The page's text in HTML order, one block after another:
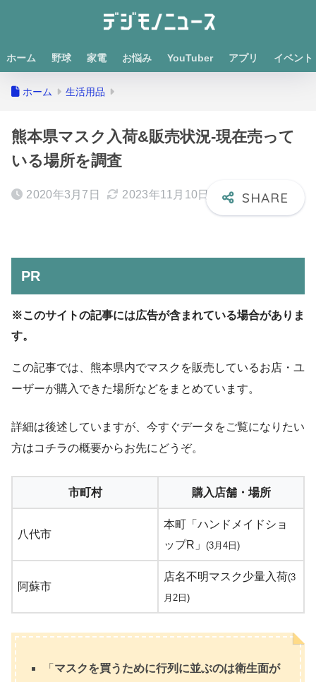
ホーム 野球 家電 お悩み YouTuber アプリ イベント
ホーム 生活用品
熊本県マスク入荷&販売状況-現在売って
いる場所を調査
2020年3月7日 2023年11月10日
PR
※このサイトの記事には広告が含まれている場合がありま
す。
この記事では、熊本県内でマスクを販売しているお店・ユ
ーザーが購入できた場所などをまとめています。
詳細は後述していますが、今すぐデータをご覧になりたい
方はコチラの概要からお先にどうぞ。
市町村 購入店舗・場所
八代市
本町「ハンドメイドショ
ップR」 (3月4日)
阿蘇市
店名不明マスク少量入荷(3
月2日)
「 マスクを買うために行列に並ぶのは衛生面が